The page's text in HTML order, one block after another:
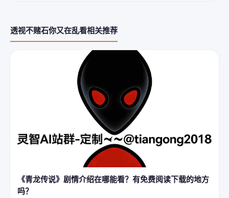
透视不赌石你又在乱看相关推荐
《青龙传说》剧情介绍在哪能看？有免费阅读下载的地方
吗？